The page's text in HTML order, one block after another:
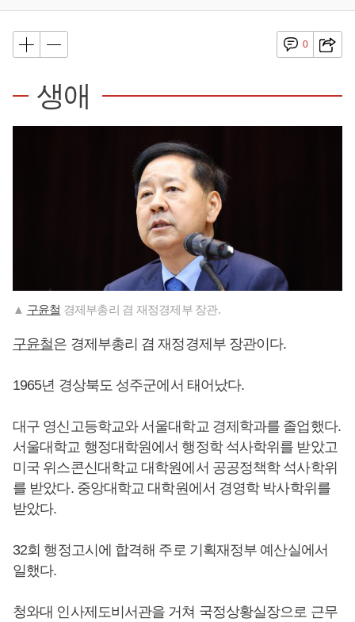
0
생애
▲ 구윤철 경제부총리 겸 재정경제부 장관.
구윤철은 경제부총리 겸 재정경제부 장관이다.
1965년 경상북도 성주군에서 태어났다.
대구 영신고등학교와 서울대학교 경제학과를 졸업했다.
서울대학교 행정대학원에서 행정학 석사학위를 받았고
미국 위스콘신대학교 대학원에서 공공정책학 석사학위
를 받았다. 중앙대학교 대학원에서 경영학 박사학위를
받았다.
32회 행정고시에 합격해 주로 기획재정부 예산실에서
일했다.
청와대 인사제도비서관을 거쳐 국정상황실장으로 근무